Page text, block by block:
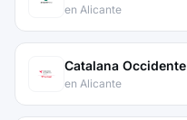
en Alicante
Catalana Occidente
en Alicante